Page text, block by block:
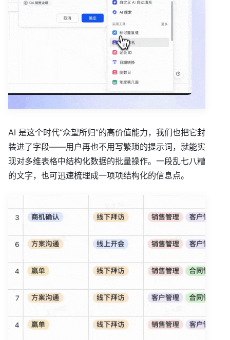
AI 是这个时代“众望所归”的高价值能力，我们也把它封
装进了字段——用户再也不用写繁琐的提示词，就能实
现对多维表格中结构化数据的批量操作。一段乱七八糟
的文字，也可迅速梳理成一项项结构化的信息点。